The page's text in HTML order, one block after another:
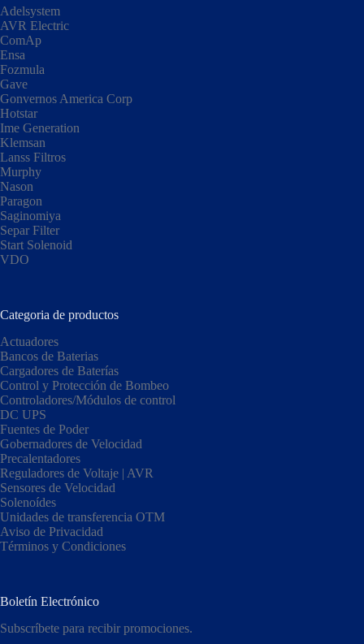
Adelsystem
AVR Electric
ComAp
Ensa
Fozmula
Gave
Gonvernos America Corp
Hotstar
Ime Generation
Klemsan
Lanss Filtros
Murphy
Nason
Paragon
Saginomiya
Separ Filter
Start Solenoid
VDO
Categoria de productos
Actuadores
Bancos de Baterias
Cargadores de Baterías
Control y Protección de Bombeo
Controladores/Módulos de control
DC UPS
Fuentes de Poder
Gobernadores de Velocidad
Precalentadores
Reguladores de Voltaje | AVR
Sensores de Velocidad
Solenoídes
Unidades de transferencia OTM
Aviso de Privacidad
Términos y Condiciones
Boletín Electrónico
Subscríbete para recibir promociones.